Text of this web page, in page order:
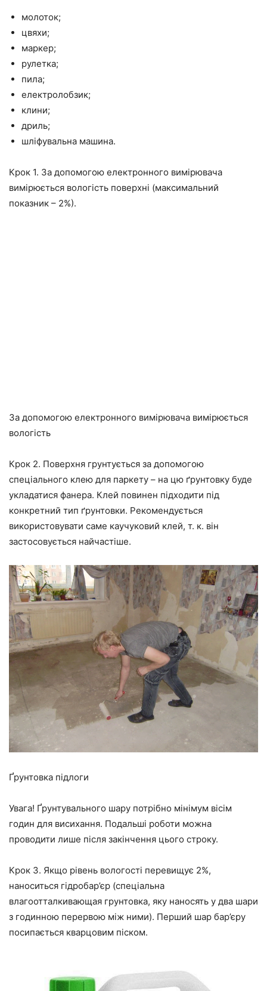
молоток;
цвяхи;
маркер;
рулетка;
пила;
електролобзик;
клини;
дриль;
шліфувальна машина.
Крок 1. За допомогою електронного вимірювача
вимірюється вологість поверхні (максимальний
показник – 2%).
За допомогою електронного вимірювача вимірюється
вологість
Крок 2. Поверхня грунтується за допомогою
спеціального клею для паркету – на цю ґрунтовку буде
укладатися фанера. Клей повинен підходити під
конкретний тип ґрунтовки. Рекомендується
використовувати саме каучуковий клей, т. к. він
застосовується найчастіше.
Ґрунтовка підлоги
Увага! Ґрунтувального шару потрібно мінімум вісім
годин для висихання. Подальші роботи можна
проводити лише після закінчення цього строку.
Крок 3. Якщо рівень вологості перевищує 2%,
наноситься гідробар’єр (спеціальна
влагоотталкивающая грунтовка, яку наносять у два шари
з годинною перервою між ними). Перший шар бар’єру
посипається кварцовим піском.